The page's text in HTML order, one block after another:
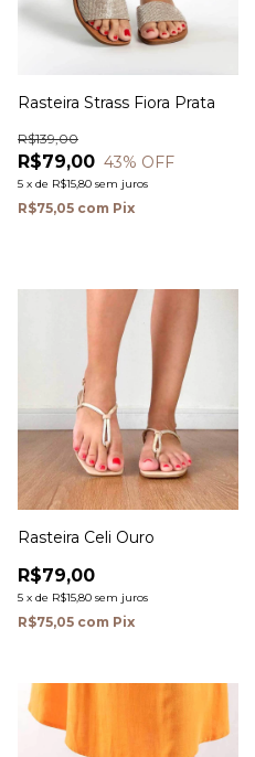
Rasteira Strass Fiora Prata
R$79,00
R$139,00
43% OFF
5 x de R$15,80 sem juros
R$75,05 com Pix
Rasteira Celi Ouro
R$79,00
5 x de R$15,80 sem juros
R$75,05 com Pix